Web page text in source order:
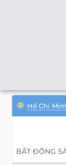
Hồ Chí
BẤT ĐỘNG